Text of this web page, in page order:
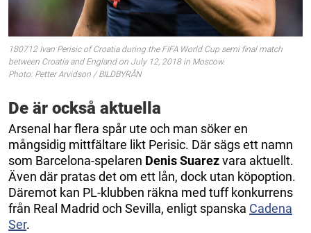
180712 Ivan Perisic of Croatia during the FIFA World Cup semi final match
between Croatia and England on July 12, 2018 in Moscow.
Photo: Petter Arvidson / BILDBYRÅN
De är också aktuella
Arsenal har flera spår ute och man söker en
mångsidig mittfältare likt Perisic. Där sägs ett namn
som Barcelona-spelaren Denis Suarezvara aktuellt.
Även där pratas det om ett lån, dock utan köpoption.
Däremot kan PL-klubben räkna med tuff konkurrens
från Real Madrid och Sevilla, enligt spanska Cadena
Ser.